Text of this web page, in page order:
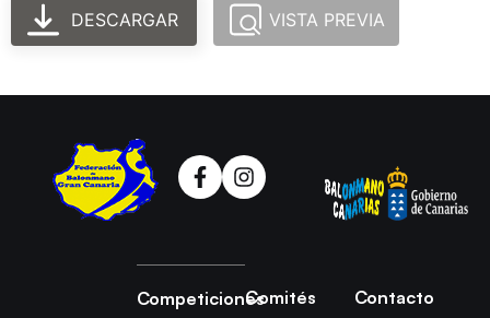
DESCARGAR VISTA PREVIA
CompeticionesComités
Contacto